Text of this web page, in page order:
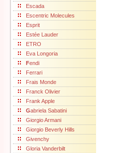
Escada
Escentric Molecules
Esprit
Estée Lauder
ETRO
Eva Longoria
Fendi
Ferrari
Frais Monde
Franck Olivier
Frank Apple
Gabriela Sabatini
Giorgio Armani
Giorgio Beverly Hills
Givenchy
Gloria Vanderbilt